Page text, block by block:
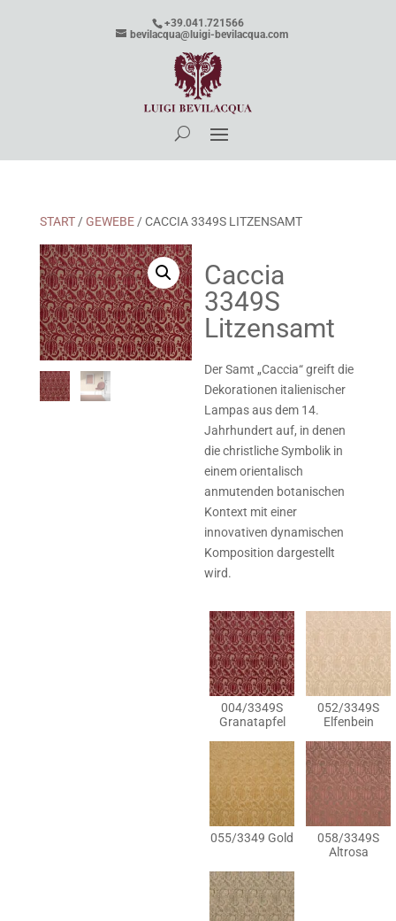
+39.041.721566
bevilacqua@luigi-bevilacqua.com
START/GEWEBE/ CACCIA 3349S LITZENSAMT
Caccia
3349S
Litzensamt
Der Samt „Caccia“ greift die
Dekorationen italienischer
Lampas aus dem 14.
Jahrhundert auf, in denen
die christliche Symbolik in
einem orientalisch
anmutenden botanischen
Kontext mit einer
innovativen dynamischen
Komposition dargestellt
wird.
004/3349S
Granatapfel
052/3349S
Elfenbein
055/3349 Gold
058/3349S
Altrosa